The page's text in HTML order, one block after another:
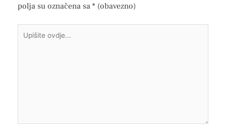
polja su označena sa * (obavezno)
ovdje...